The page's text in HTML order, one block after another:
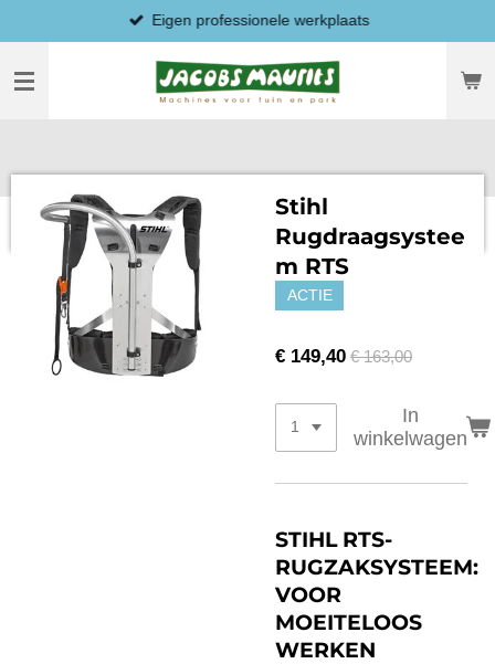
direct
naar
hoofdinhoud
Eigen professionele werkplaats
Stihl
Rugdraagsystee
m RTS
ACTIE
€ 149,40 € 163,00
In
winkelwagen
STIHL RTS-
RUGZAKSYSTEEM:
VOOR
MOEITELOOS
WERKEN